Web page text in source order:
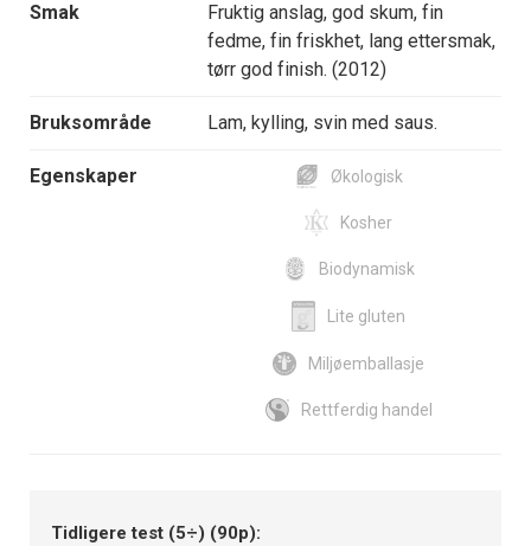
Smak
Fruktig anslag, god skum, fin
fedme, fin friskhet, lang ettersmak,
tørr god finish. (2012)
Bruksområde Lam, kylling, svin med saus.
Egenskaper Økologisk
Kosher
Biodynamisk
Lite gluten
Miljøemballasje
Rettferdig handel
Tidligere test (5÷) (90p):